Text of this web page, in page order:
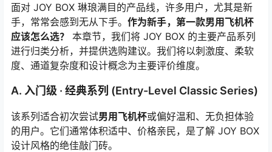
面对 JOY BOX 琳琅满目的产品线，许多用户，尤其是新
手，常常会感到无从下手。 作为新手，第一款男用飞机杯
应该怎么选？
本章节，我们将 JOY BOX 的主要产品系列
进行归类分析，并提供选购建议。我们将以刺激度、柔软
度、通道复杂度和设计概念为主要评价维度。
A. 入门级 · 经典系列 (Entry-Level Classic Series)
该系列适合初次尝试男用飞机杯或偏好温和、无负担体验
的用户。它们通常体积适中、价格亲民，是了解 JOY BOX
设计风格的绝佳敲门砖。